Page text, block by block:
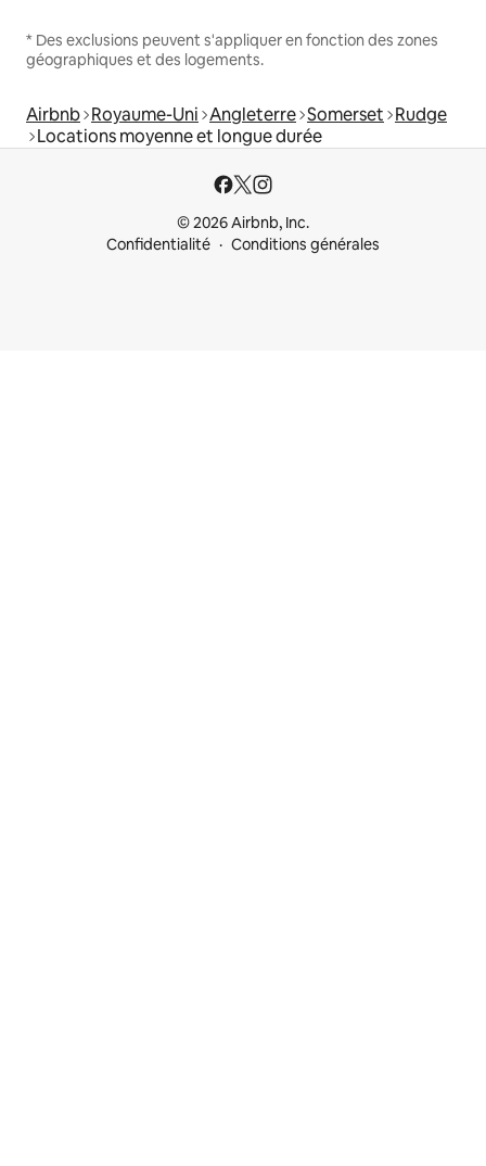
* Des exclusions peuvent s'appliquer en fonction des zones
géographiques et des logements.
Airbnb Royaume-Uni Angleterre Somerset Rudge
Locations moyenne et longue durée
© 2026 Airbnb, Inc.
Confidentialité
Conditions générales